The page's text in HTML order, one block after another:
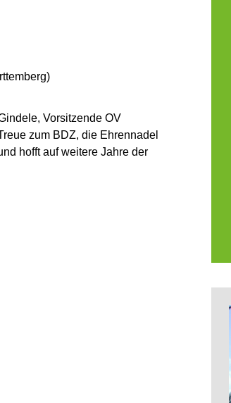
Vorsitzende OV
zum BDZ, die Ehrennadel
hofft auf weitere Jahre der